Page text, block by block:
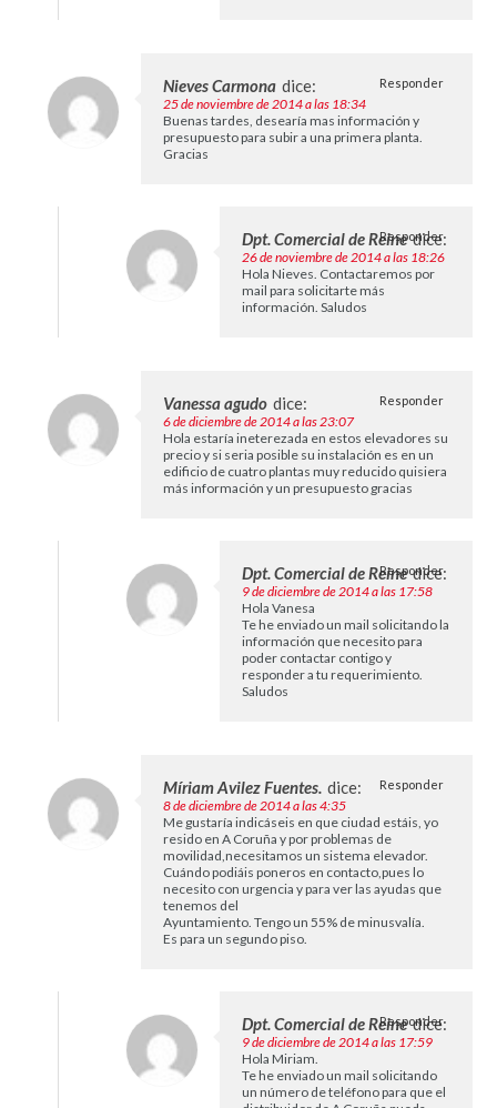
Nieves Carmona dice:
25 de noviembre de 2014 a las 18:34
Buenas tardes, desearía mas información y
presupuesto para subir a una primera planta.
Gracias
Responder
Dpt. Comercial de Reine dice:
26 de noviembre de 2014 a las 18:26
Hola Nieves. Contactaremos por
mail para solicitarte más
información. Saludos
Responder
Vanessa agudo dice:
6 de diciembre de 2014 a las 23:07
Hola estaría ineterezada en estos elevadores su
precio y si seria posible su instalación es en un
edificio de cuatro plantas muy reducido quisiera
más información y un presupuesto gracias
Responder
Dpt. Comercial de Reine dice:
9 de diciembre de 2014 a las 17:58
Hola Vanesa
Te he enviado un mail solicitando la
información que necesito para
poder contactar contigo y
responder a tu requerimiento.
Saludos
Responder
Míriam Avilez Fuentes. dice:
8 de diciembre de 2014 a las 4:35
Me gustaría indicáseis en que ciudad estáis, yo
resido en A Coruña y por problemas de
movilidad,necesitamos un sistema elevador.
Cuándo podiáis poneros en contacto,pues lo
necesito con urgencia y para ver las ayudas que
tenemos del
Ayuntamiento. Tengo un 55% de minusvalía.
Es para un segundo piso.
Responder
Dpt. Comercial de Reine dice:
9 de diciembre de 2014 a las 17:59
Hola Miriam.
Te he enviado un mail solicitando
un número de teléfono para que el
Responder